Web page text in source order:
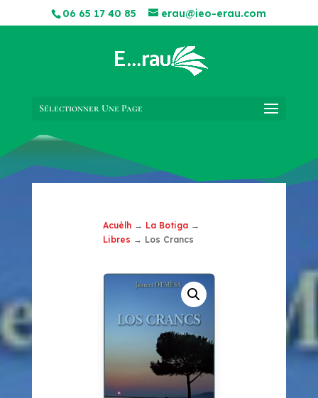
06 65 17 40 85 erau@ieo-erau.com
Sélectionner Une Page
Acuèlh→ La Botiga→
Libres → Los Crancs